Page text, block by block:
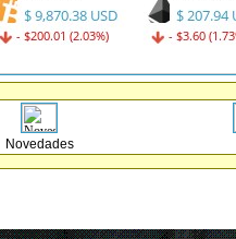
Novedades